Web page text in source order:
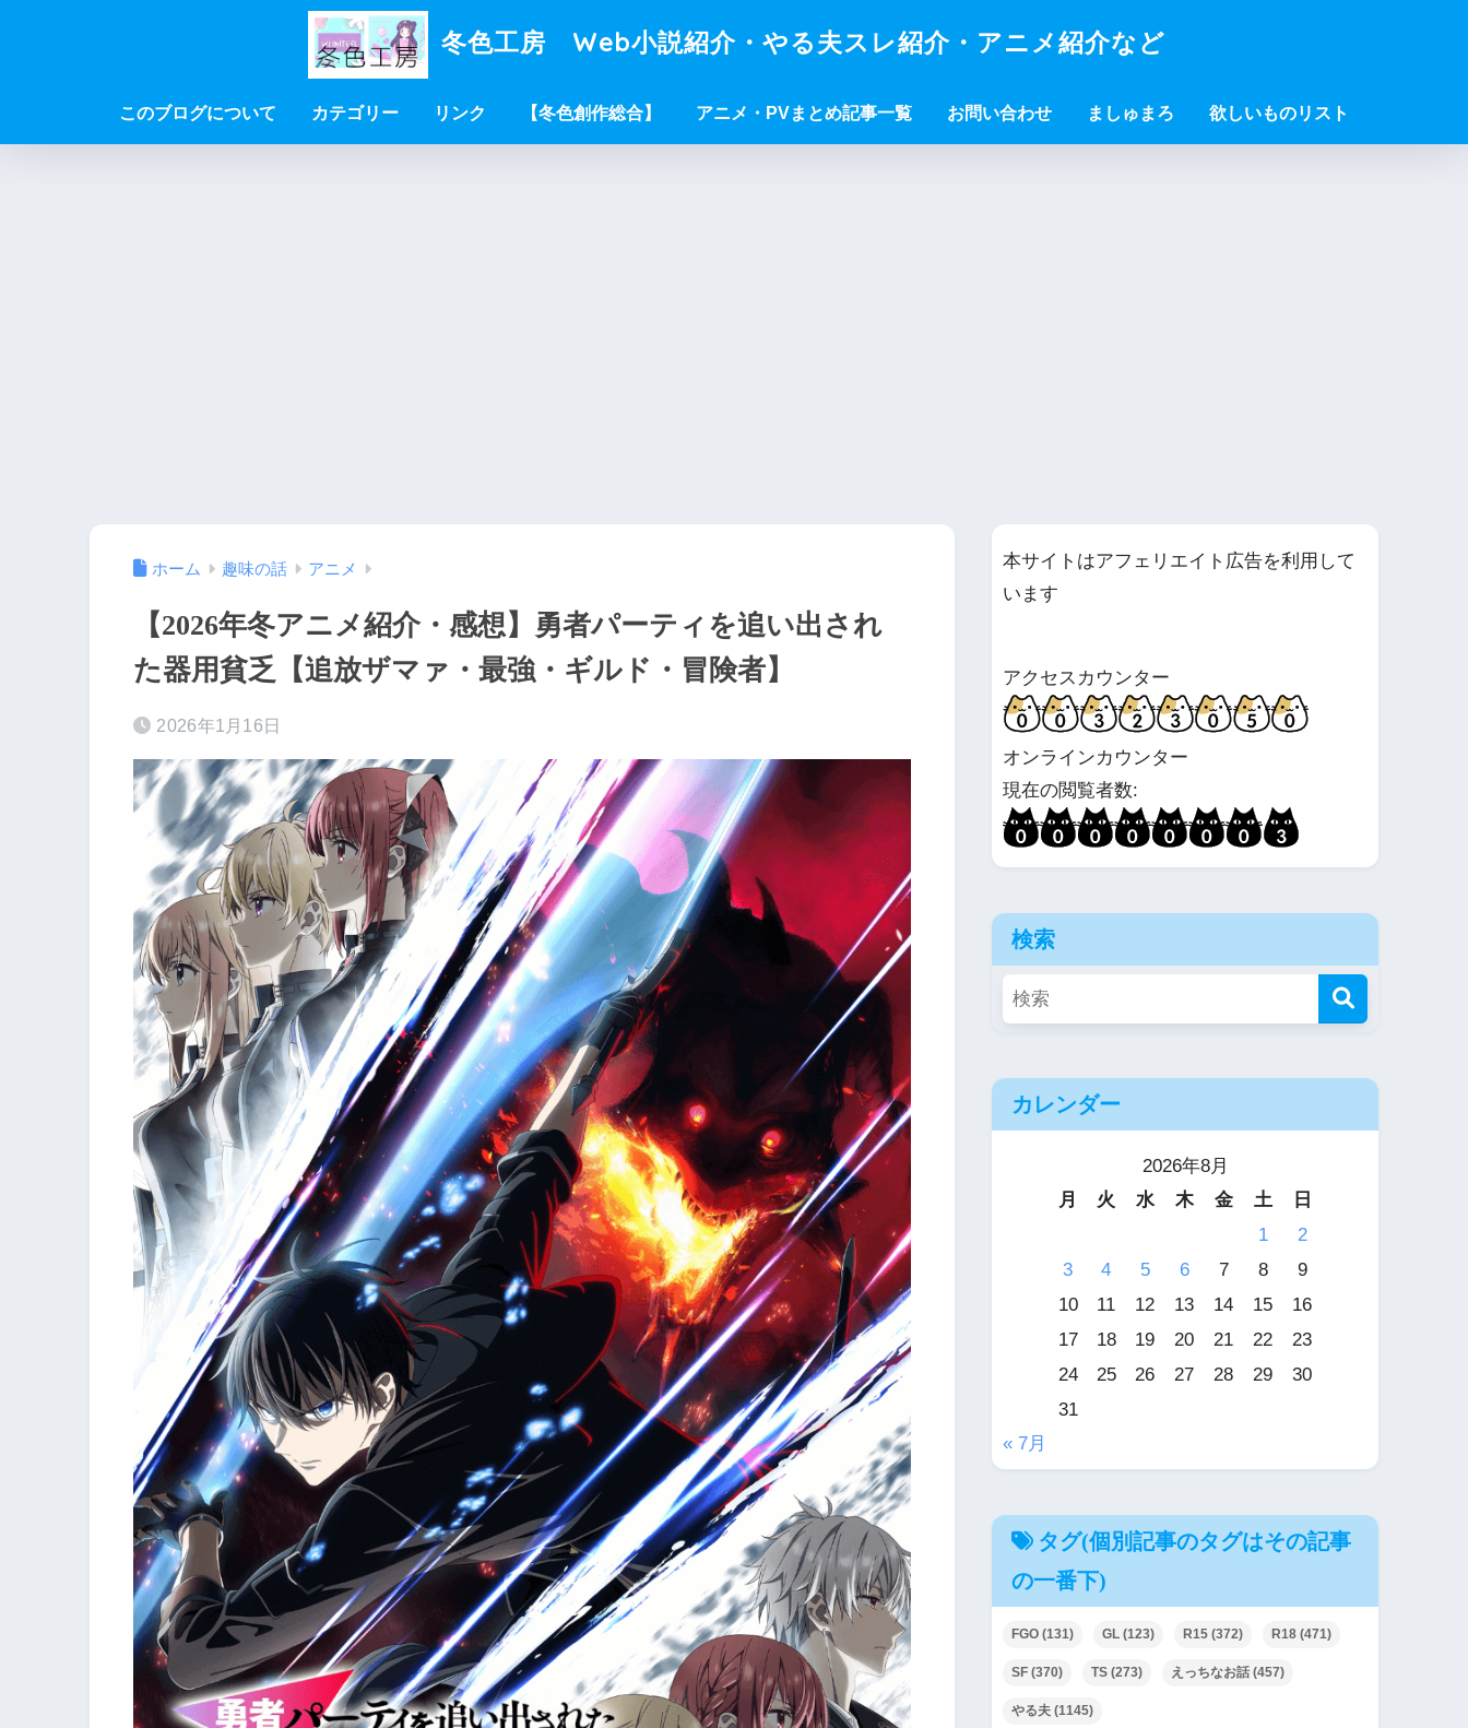
冬色工房 Web小説紹介・やる夫スレ紹介・アニメ紹介など
このブログについて カテゴリー リンク 【冬色創作総合】 アニメ・PVまとめ記事一覧 お問い合わせ ましゅまろ 欲しいものリスト
ホーム 趣味の話 アニメ
【2026年冬アニメ紹介・感想】勇者パーティを追い出され
た器用貧乏【追放ザマァ・最強・ギルド・冒険者】
2026年1月16日
本サイトはアフェリエイト広告を利用して
います
アクセスカウンター
オンラインカウンター
現在の閲覧者数:
検索
カレンダー
2026年8月
月
火 水 木 金 土
日
1
2
3
4 5 6 7 8
9
10
11 12 13 14 15
16
17
18 19 20 21 22
23
24
25 26 27 28 29
30
31
« 7月
タグ(個別記事のタグはその記事
の一番下)
FGO (131) GL (123) R15 (372) R18 (471)
SF (370) TS (273) えっちなお話 (457)
やる夫 (1145)